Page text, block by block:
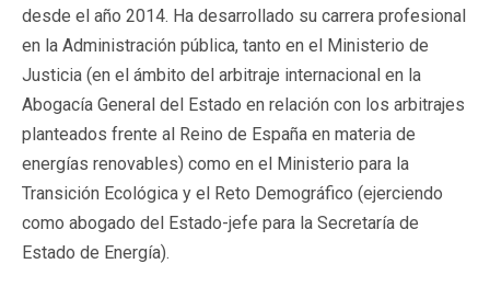
desde el año 2014. Ha desarrollado su carrera profesional
en la Administración pública, tanto en el Ministerio de
Justicia (en el ámbito del arbitraje internacional en la
Abogacía General del Estado en relación con los arbitrajes
planteados frente al Reino de España en materia de
energías renovables) como en el Ministerio para la
Transición Ecológica y el Reto Demográfico (ejerciendo
como abogado del Estado-jefe para la Secretaría de
Estado de Energía).